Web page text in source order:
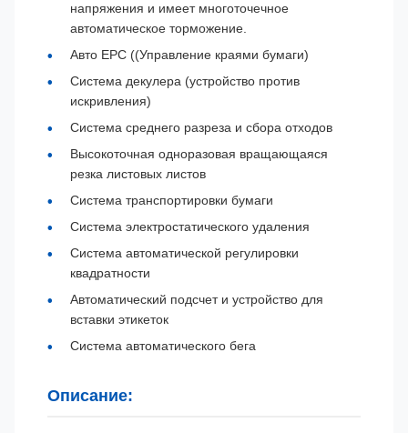
напряжения и имеет многоточечное
автоматическое торможение.
Авто EPC ((Управление краями бумаги)
Система декулера (устройство против
искривления)
Система среднего разреза и сбора отходов
Высокоточная одноразовая вращающаяся
резка листовых листов
Система транспортировки бумаги
Система электростатического удаления
Система автоматической регулировки
квадратности
Автоматический подсчет и устройство для
вставки этикеток
Система автоматического бега
Описание: